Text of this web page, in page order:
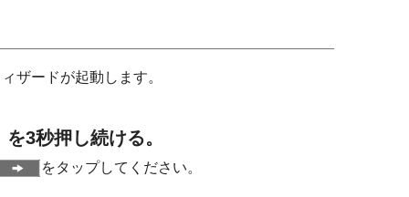
ザードが起動します。
を3秒押し続ける。
をタップしてください。